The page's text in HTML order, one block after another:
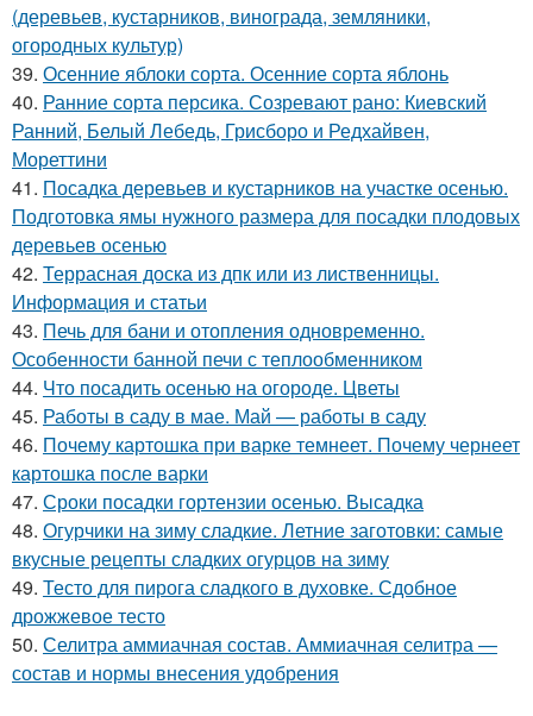
(деревьев, кустарников, винограда, земляники,
огородных культур)
39. Осенние яблоки сорта. Осенние сорта яблонь
40. Ранние сорта персика. Созревают рано: Киевский
Ранний, Белый Лебедь, Грисборо и Редхайвен,
Мореттини
41. Посадка деревьев и кустарников на участке осенью.
Подготовка ямы нужного размера для посадки плодовых
деревьев осенью
42. Террасная доска из дпк или из лиственницы.
Информация и статьи
43. Печь для бани и отопления одновременно.
Особенности банной печи с теплообменником
44. Что посадить осенью на огороде. Цветы
45. Работы в саду в мае. Май — работы в саду
46. Почему картошка при варке темнеет. Почему чернеет
картошка после варки
47. Сроки посадки гортензии осенью. Высадка
48. Огурчики на зиму сладкие. Летние заготовки: самые
вкусные рецепты сладких огурцов на зиму
49. Тесто для пирога сладкого в духовке. Сдобное
дрожжевое тесто
50. Селитра аммиачная состав. Аммиачная селитра —
состав и нормы внесения удобрения